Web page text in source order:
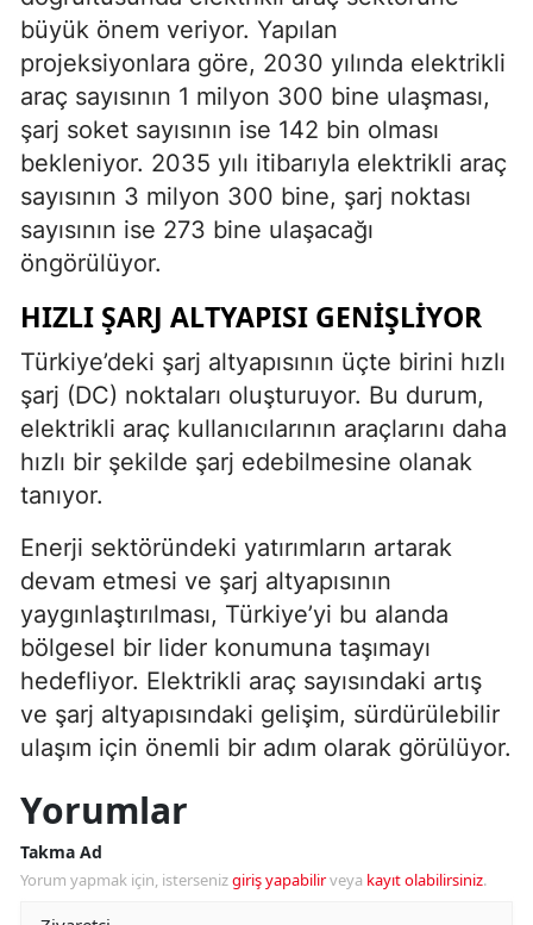
büyük önem veriyor. Yapılan
projeksiyonlara göre, 2030 yılında elektrikli
araç sayısının 1 milyon 300 bine ulaşması,
şarj soket sayısının ise 142 bin olması
bekleniyor. 2035 yılı itibarıyla elektrikli araç
sayısının 3 milyon 300 bine, şarj noktası
sayısının ise 273 bine ulaşacağı
öngörülüyor.
HIZLI ŞARJ ALTYAPISI GENIŞLIYOR
Türkiye’deki şarj altyapısının üçte birini hızlı
şarj (DC) noktaları oluşturuyor. Bu durum,
elektrikli araç kullanıcılarının araçlarını daha
hızlı bir şekilde şarj edebilmesine olanak
tanıyor.
Enerji sektöründeki yatırımların artarak
devam etmesi ve şarj altyapısının
yaygınlaştırılması, Türkiye’yi bu alanda
bölgesel bir lider konumuna taşımayı
hedefliyor. Elektrikli araç sayısındaki artış
ve şarj altyapısındaki gelişim, sürdürülebilir
ulaşım için önemli bir adım olarak görülüyor.
Yorumlar
Takma Ad
Yorum yapmak için, istersenizgiriş yapabilirveya kayıt olabilirsiniz.